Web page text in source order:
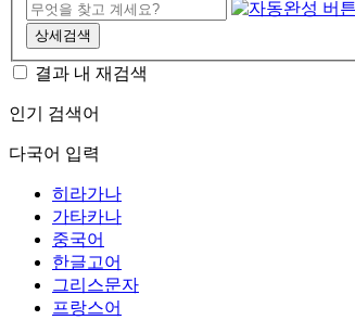
상세검색
결과 내 재검색
인기 검색어
다국어 입력
히라가나
가타카나
중국어
한글고어
그리스문자
프랑스어